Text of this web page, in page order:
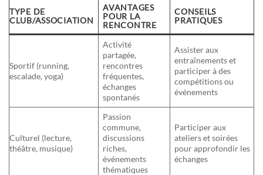
TYPE DE
CLUB/ASSOCIATION
AVANTAGES
POUR LA
RENCONTRE
CONSEILS
PRATIQUES
Sportif (running,
escalade, yoga)
Activité
partagée,
rencontres
fréquentes,
échanges
spontanés
Assister aux
entraînements et
participer à des
compétitions ou
événements
Culturel (lecture,
théâtre, musique)
Passion
commune,
discussions
riches,
événements
thématiques
Participer aux
ateliers et soirées
pour approfondir les
échanges